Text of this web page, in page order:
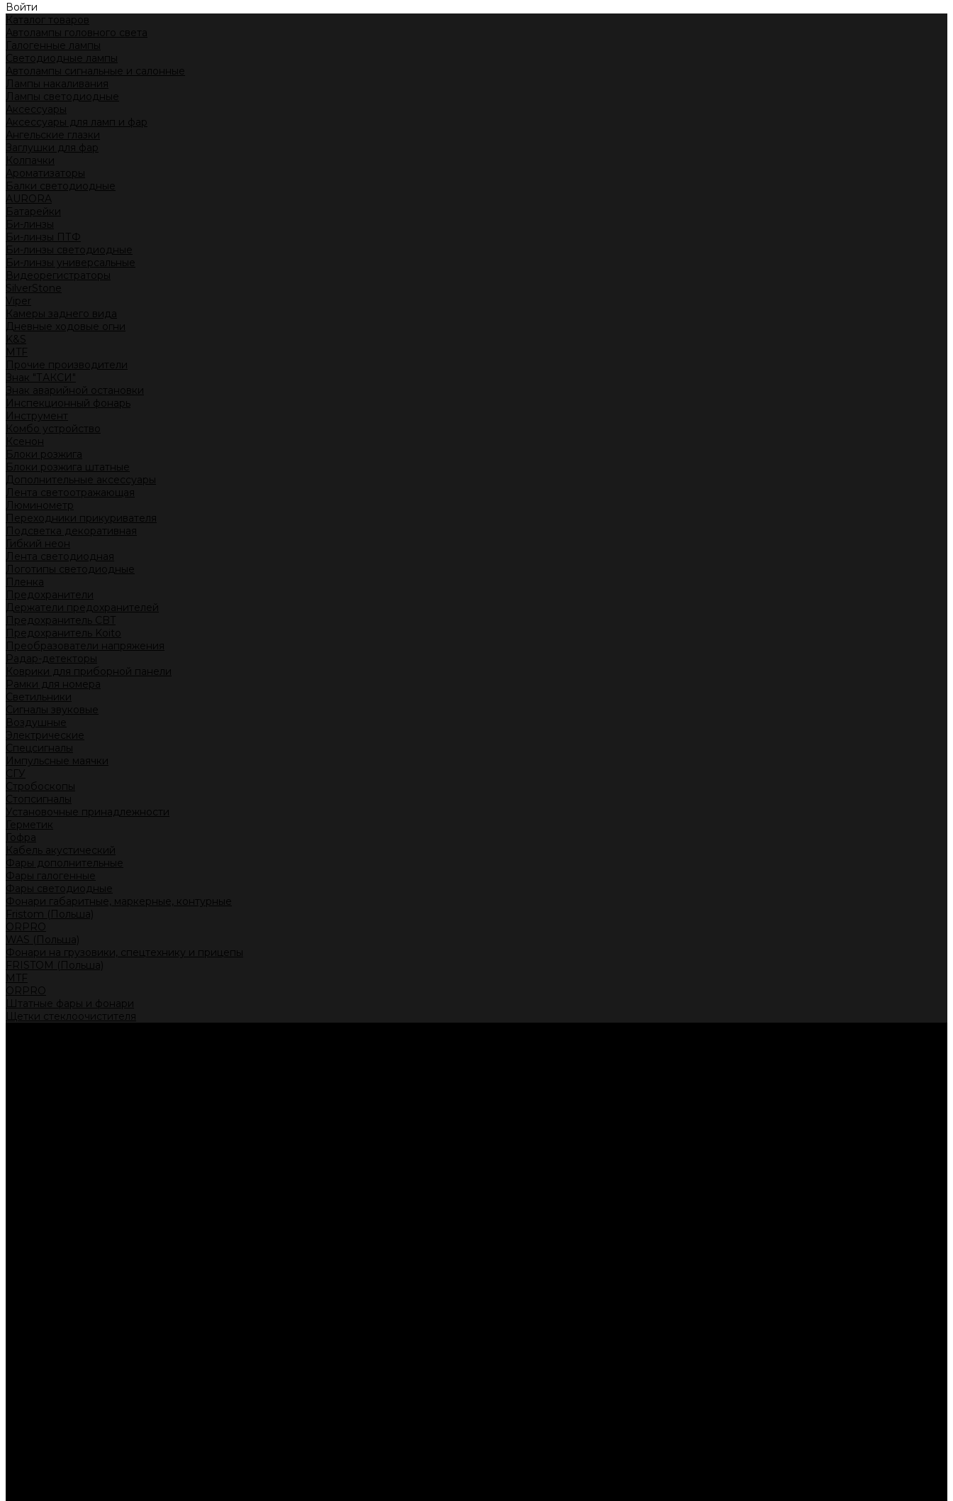
Войти
Каталог товаров
Автолампы головного света
Галогенные лампы
Светодиодные лампы
Автолампы сигнальные и салонные
Лампы накаливания
Лампы светодиодные
Аксессуары
Аксессуары для ламп и фар
Ангельские глазки
Заглушки для фар
Колпачки
Ароматизаторы
Балки светодиодные
AURORA
Батарейки
Би-линзы
Би-линзы ПТФ
Би-линзы светодиодные
Би-линзы универсальные
Видеорегистраторы
SilverStone
Viper
Камеры заднего вида
Дневные ходовые огни
K&S
MTF
Прочие производители
Знак "ТАКСИ"
Знак аварийной остановки
Инспекционный фонарь
Инструмент
Комбо устройство
Ксенон
Блоки розжига
Блоки розжига штатные
Дополнительные аксессуары
Лента светоотражающая
Люминометр
Переходники прикуривателя
Подсветка декоративная
Гибкий неон
Лента светодиодная
Логотипы светодиодные
Пленка
Предохранители
Держатели предохранителей
Предохранитель CBT
Предохранитель Koito
Преобразователи напряжения
Радар-детекторы
Коврики для приборной панели
Рамки для номера
Светильники
Сигналы звуковые
Воздушные
Электрические
Спецсигналы
Импульсные маячки
СГУ
Стробоскопы
Стопсигналы
Установочные принадлежности
Герметик
Гофра
Кабель акустический
Фары дополнительные
Фары галогенные
Фары светодиодные
Фонари габаритные, маркерные, контурные
Fristom (Польша)
ORPRO
WAS (Польша)
Фонари на грузовики, спецтехнику и прицепы
FRISTOM (Польша)
MTF
ORPRO
Штатные фары и фонари
Щетки стеклоочистителя